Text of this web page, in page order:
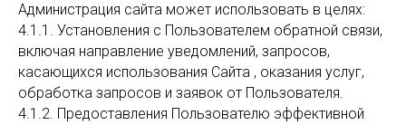
Администрация сайта может использовать в целях:
4.1.1. Установления с Пользователем обратной связи,
включая направление уведомлений, запросов,
касающихся использования Сайта , оказания услуг,
обработка запросов и заявок от Пользователя.
4.1.2. Предоставления Пользователю эффективной